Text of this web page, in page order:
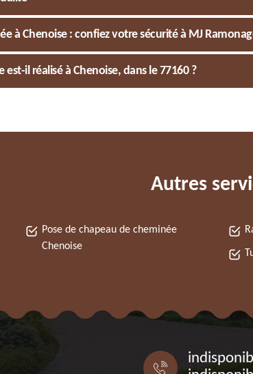
à Chenoise : confiez votre sécurité à MJ
il réalisé à Chenoise, dans le 77160 ?
Autres
Pose de chapeau de cheminée
Chenoise